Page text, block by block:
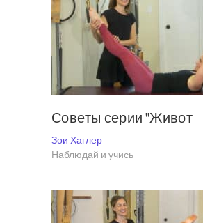
Советы серии "Живот
Зои Хаглер
Наблюдай и учись